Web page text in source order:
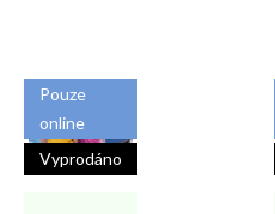
Pouze
online
Vyprodáno